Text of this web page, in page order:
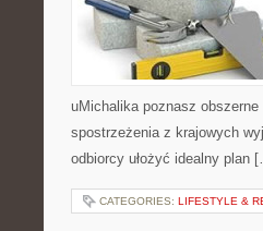
uMichalika poznasz
spostrzeżenia z krajowych
odbiorcy ułożyć idealny plan
CATEGORIES: LIFESTYLE &